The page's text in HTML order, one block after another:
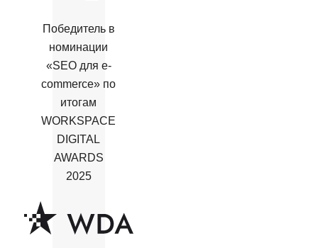
Победитель в
номинации
«SEO для e-
commerce» по
итогам
WORKSPACE
DIGITAL
AWARDS
2025